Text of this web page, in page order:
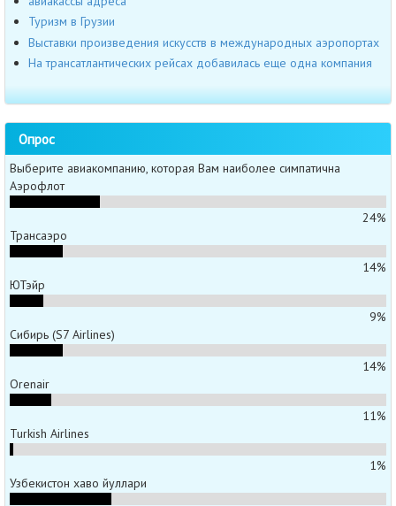
Туризм в Грузии
Выставки произведения искусств в международных аэропортах
На трансатлантических рейсах добавилась еще одна компания
Опрос
Выберите авиакомпанию, которая Вам наиболее симпатична
Аэрофлот
24%
Трансаэро
14%
ЮТэйр
9%
Сибирь (S7 Airlines)
14%
Orenair
11%
Turkish Airlines
1%
Узбекистон хаво йуллари